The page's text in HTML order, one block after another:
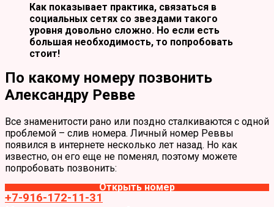
Как показывает практика, связаться в
социальных сетях со звездами такого
уровня довольно сложно. Но если есть
большая необходимость, то попробовать
стоит!
По какому номеру позвонить
Александру Ревве
Все знаменитости рано или поздно сталкиваются с одной
проблемой – слив номера. Личный номер Реввы
появился в интернете несколько лет назад. Но как
известно, он его еще не поменял, поэтому можете
попробовать позвонить:
Открыть номер
+7-916-172-11-31